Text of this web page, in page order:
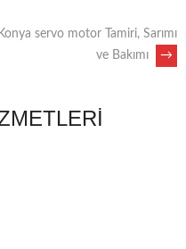
Konya servo motor Tamiri, Sarımı
ve Bakımı
→